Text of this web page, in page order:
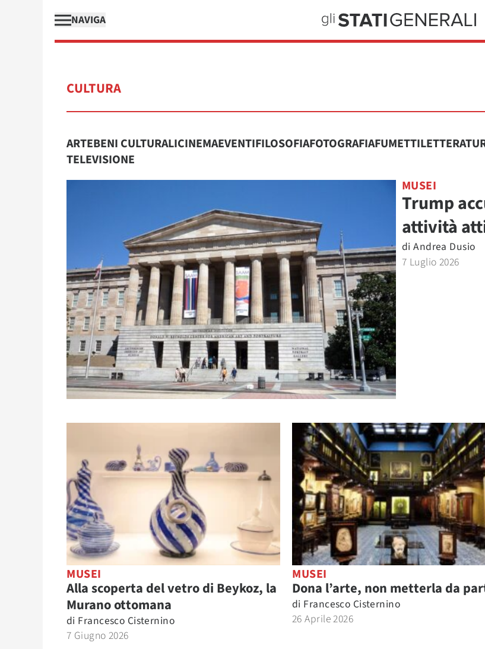
NAVIGA
CULTURA
ARTEBENI CULTURALICINEMAEVENTIFILOSOFIAFOTOGRAFIAFUMETTI
TELEVISIONE
MUSEI
Trump
attività
di Andrea Dusio
7 Luglio 2026
MUSEI
Alla scoperta del vetro di Beykoz, la
Murano ottomana
di Francesco Cisternino
7 Giugno 2026
MUSEI
Dona l’arte, non metterla da
di Francesco Cisternino
26 Aprile 2026